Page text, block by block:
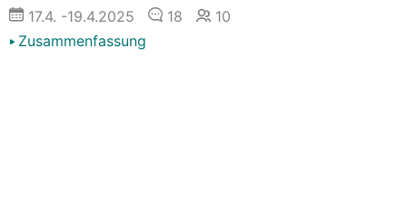
17.4. -19.4.2025 18
10
Zusammenfassung